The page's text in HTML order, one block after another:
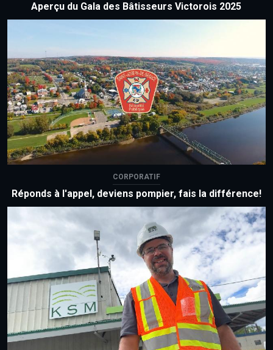
Aperçu du Gala des Bâtisseurs Victorois 2025
CORPORATIF
Réponds à l'appel, deviens pompier, fais la différence!